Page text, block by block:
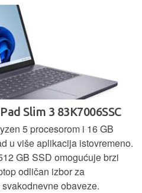
Slim 3 83K7006SSC
5 procesorom i 16 GB
u više aplikacija istovremeno.
GB SSD omogućuje brzi
odličan izbor za
obaveze.